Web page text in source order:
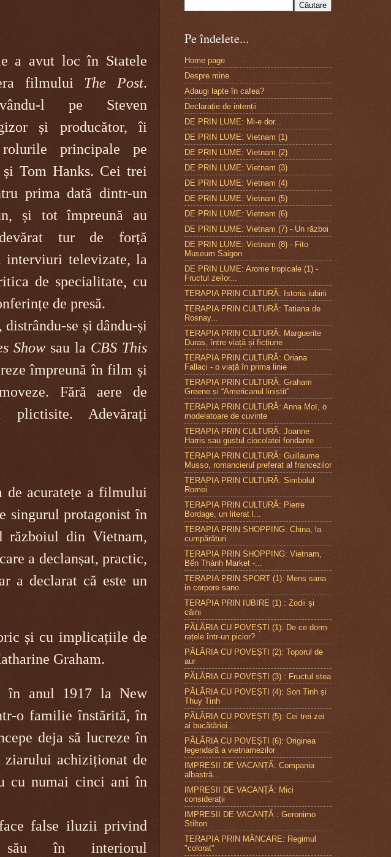
a avut loc în Statele
filmului The Post.
l pe Steven
și producător, îi
principale pe
Tom Hanks. Cei trei
prima dată dintr-un
și tot împreună au
tur de forță
interviuri televizate, la
de specialitate, cu
de presă.
se și dându-și
Show sau la CBS This
împreună în film și
Fără aere de
plictisite. Adevărați
acuratețe a filmului
singurul protagonist în
războiul din Vietnam,
a declanșat, practic,
a declarat că este un
și cu implicațiile de
Graham.
în anul 1917 la New
o familie înstărită, în
deja să lucreze în
ziarului achiziționat de
cu numai cinci ani în
false iluzii privind
în interiorul
Pe îndelete...
Home page
Despre mine
Adaugi lapte în cafea?
Declarație de intenții
DE PRIN LUME: Mi-e dor...
DE PRIN LUME: Vietnam (1)
DE PRIN LUME: Vietnam (2)
DE PRIN LUME: Vietnam (3)
DE PRIN LUME: Vietnam (4)
DE PRIN LUME: Vietnam (5)
DE PRIN LUME: Vietnam (6)
DE PRIN LUME: Vietnam (7) - Un război
DE PRIN LUME: Vietnam (8) - Fito
Museum Saigon
DE PRIN LUME: Arome tropicale (1) -
Fructul zeilor...
TERAPIA PRIN CULTURĂ: Istoria iubirii
TERAPIA PRIN CULTURĂ: Tatiana de
Rosnay...
TERAPIA PRIN CULTURĂ: Marguerite
Duras, între viață și ficțiune
TERAPIA PRIN CULTURĂ: Oriana
Fallaci - o viață în prima linie
TERAPIA PRIN CULTURĂ: Graham
Greene și “Americanul liniștit”
TERAPIA PRIN CULTURĂ: Anna Moï, o
modelatoare de cuvinte
TERAPIA PRIN CULTURĂ: Joanne
Harris sau gustul ciocolatei fondante
TERAPIA PRIN CULTURÃ: Guillaume
Musso, romancierul preferat al francezilor
TERAPIA PRIN CULTURÃ: Simbolul
Romei
TERAPIA PRIN CULTURÃ: Pierre
Bordage, un literat l...
TERAPIA PRIN SHOPPING: China, la
cumpărături
TERAPIA PRIN SHOPPING: Vietnam,
Bến Thành Market -...
TERAPIA PRIN SPORT (1): Mens sana
in corpore sano
TERAPIA PRIN IUBIRE (1) : Zodii și
câini
PĂLĂRIA CU POVEȘTI (1): De ce dorm
rațele într-un picior?
PĂLĂRIA CU POVEȘTI (2): Toporul de
aur
PĂLĂRIA CU POVEȘTI (3) : Fructul stea
PĂLĂRIA CU POVEȘTI (4): Son Tinh și
Thuy Tinh
PÃLÃRIA CU POVEȘTI (5): Cei trei zei
ai bucãtãriei...
PÃLÃRIA CU POVEȘTI (6): Originea
legendarã a vietnamezilor
IMPRESII DE VACANȚÃ: Compania
albastră...
IMPRESII DE VACANȚÃ: Mici
considerații
IMPRESII DE VACANȚĂ : Geronimo
Stilton
TERAPIA PRIN MÂNCARE: Regimul
"colorat"